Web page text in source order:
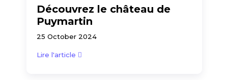
Découvrez le château de
Puymartin
25 October 2024
Lire l'article